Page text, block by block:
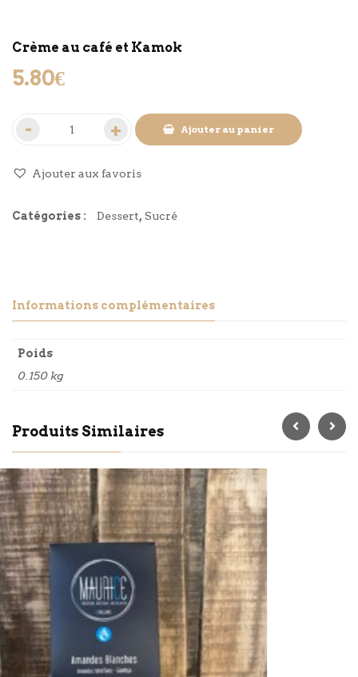
Crème au café et Kamok
5.80€
Ajouter au panier
Ajouter aux favoris
Catégories : Dessert,Sucré
Informations complémentaires
Poids
0.150 kg
Produits Similaires